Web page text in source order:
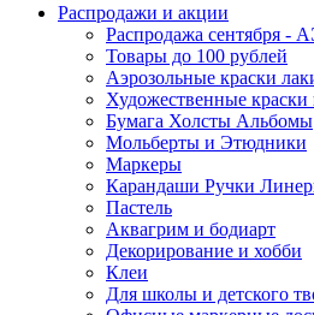
Распродажи и акции
Распродажа сентября
Товары до 100 рублей
Аэрозольные краски
Художественные краски
Бумага Холсты Альбомы
Мольберты и Этюдники
Маркеры
Карандаши Ручки
Пастель
Аквагрим и бодиарт
Декорирование и хобби
Клеи
Для школы и детского